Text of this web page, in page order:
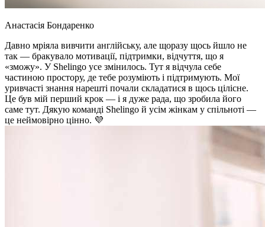
Анастасія Бондаренко
Давно мріяла вивчити англійську, але щоразу щось йшло не
так — бракувало мотивації, підтримки, відчуття, що я
«зможу». У Shelingo усе змінилось. Тут я відчула себе
частиною простору, де тебе розуміють і підтримують. Мої
уривчасті знання нарешті почали складатися в щось цілісне.
Це був мій перший крок — і я дуже рада, що зробила його
саме тут. Дякую команді Shelingo й усім жінкам у спільноті —
це неймовірно цінно. 💜